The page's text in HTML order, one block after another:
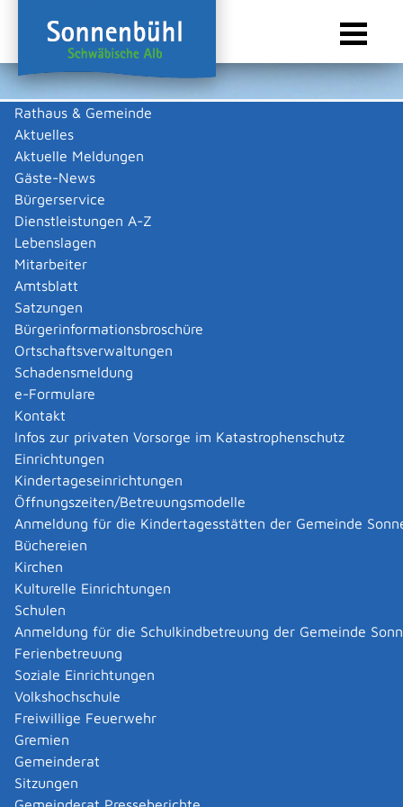
Rathaus & Gemeinde
Aktuelles
Aktuelle Meldungen
Gäste-News
Bürgerservice
Dienstleistungen A-Z
Lebenslagen
Mitarbeiter
Amtsblatt
Satzungen
Bürgerinformationsbroschüre
Ortschaftsverwaltungen
Schadensmeldung
e-Formulare
Kontakt
Infos zur privaten Vorsorge im Katastrophenschutz
Einrichtungen
Kindertageseinrichtungen
Öffnungszeiten/Betreuungsmodelle
Anmeldung für die Kindertagesstätten der Gemeinde
Büchereien
Kirchen
Kulturelle Einrichtungen
Schulen
Anmeldung für die Schulkindbetreuung der Gemeinde
Ferienbetreuung
Soziale Einrichtungen
Volkshochschule
Freiwillige Feuerwehr
Gremien
Gemeinderat
Sitzungen
Sie sind hier:
Gewerbeliste
Keine Daten vorhanden
Zurück zur Suche
Zurück zur Suche
||